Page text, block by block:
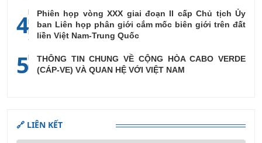
4
Phiên họp vòng XXX giai đoạn II cấp Chủ tịch Ủy
ban Liên họp phân giới cắm mốc biên giới trên đất
liền Việt Nam-Trung Quốc
5
THÔNG TIN CHUNG VỀ CỘNG HÒA CABO VERDE
(CÁP-VE) VÀ QUAN HỆ VỚI VIỆT NAM
🔗 LIÊN KẾT